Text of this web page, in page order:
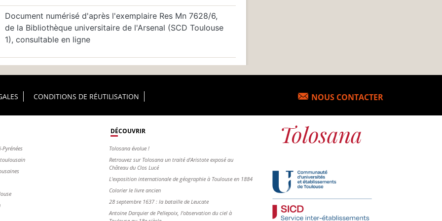
Document numérisé d'après l'exemplaire Res Mn 7628/6,
de la Bibliothèque universitaire de l'Arsenal (SCD Toulouse
1), consultable en ligne
CONDITIONS DE RÉUTILISATION NOUS CONTACTER
DÉCOUVRIR
Tolosana évolue !
Retrouvez sur Tolosana un traité d'Aristote exposé au
Château du Clos Lucé
L'exposition internationale de géographie à Toulouse en 1884
Colorier le livre ancien
28 septembre 1637 : la bataille de Leucate
Antoine Darquier de Pellepoix, l’observation du ciel à